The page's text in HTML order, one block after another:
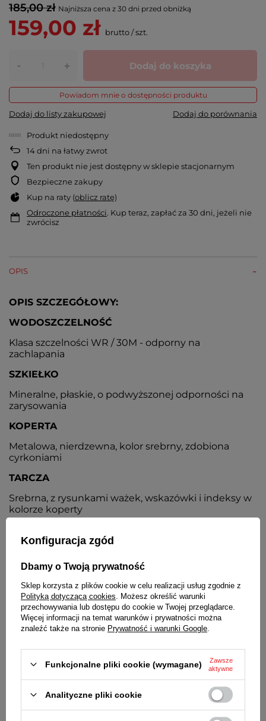
185,00 zł Najniższa cena z 30 dni przed obniżką
159,00 zł brutto/szt.
- + Dodaj do koszyka
Powiadom mnie o dostępności produktu
Dodaj do listy zakupowej Dodaj do porównania
Produkt niedostępny
14dni na łatwy zwrot
Ten produkt nie jest dostępny w sklepie stacjonarnym
Bezpieczne zakupy
Kup na raty (oblicz ratę)
Odroczone płatności. Kup teraz, zapłać za 30 dni, jeżeli nie
zwrócisz
OPIS
OPIS SZCZEGÓŁOWY:
WODOSZCZELNOŚĆ
Klasa szczelności WR / 30M - odporny na
zachlapania
SZKIEŁKO
Mineralne, płaskie, o podwyższonej odporności na
zarysowania
KOPERTA
Metalowa, nierdzewna, kolor srebrny, zdobiona
cyrkoniami
TARCZA
Srebrna, z rysunkami ważek, wskazówki i indeksy w
kolorze koperty
Siatkowa / mesh, stalowa, kolor srebrny
ZAPIĘCIE
Z możliwością regulacji
BATERIA
Orientacyjny czas działania zegarka bez
MECHANIZM
Kwarcowy, japoński
ŚREDNICA KOPERTY
Konfiguracja zgód
Dbamy o Twoją prywatność
Sklep korzysta z plików cookie w celu realizacji usług zgodnie z
Polityką dotyczącą cookies . Możesz określić warunki
przechowywania lub dostępu do cookie w Twojej przeglądarce.
Więcej informacji na temat warunków i prywatności można
znaleźć także na stronie Prywatność i warunki Google
Funkcjonalne pliki cookie (wymagane)
Zawsze
aktywne
Analityczne pliki cookie